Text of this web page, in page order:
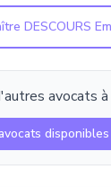
DESCOURS
avocats à
disponibles